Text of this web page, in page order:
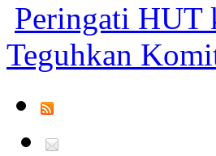
Peringati
Teguhkan